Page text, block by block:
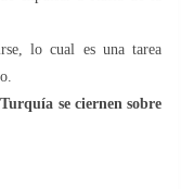
lo cual es una tarea
se ciernen sobre